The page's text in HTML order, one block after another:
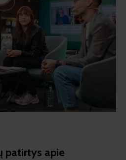
patirtys apie